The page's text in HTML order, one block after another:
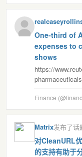
One-third of
expenses to
shows
https://
Finance
Matrix发布了话
对CleanURL
的支持有助于